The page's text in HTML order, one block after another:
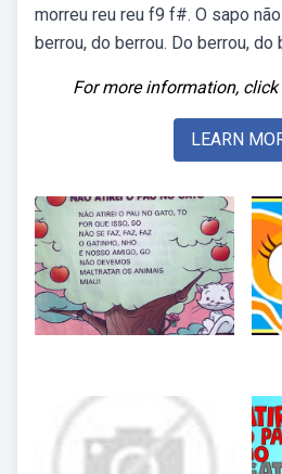
morreu reu reu f9 f#. O sapo
berrou, do berrou. Do berrou, do
For more information,
LEARN